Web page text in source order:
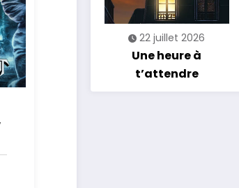
22 juillet 2026
Une heure à
t’attendre